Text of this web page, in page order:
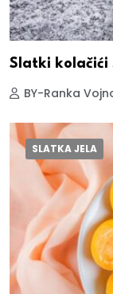
Slatki kolačići
BY-Ranka
SLATKA JELA